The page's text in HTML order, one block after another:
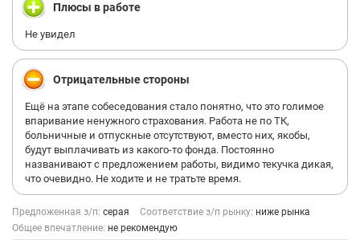
Плюсы в работе
Не увидел
Отрицательные стороны
Ещё на этапе собеседования стало понятно, что это голимое
впаривание ненужного страхования. Работа не по ТК,
больничные и отпускные отсутствуют, вместо них, якобы,
будут выплачивать из какого-то фонда. Постоянно
названивают с предложением работы, видимо текучка дикая,
что очевидно. Не ходите и не тратьте время.
Предложенная з/п: серая Соответствие з/п рынку: ниже рынка
Общее впечатление: не рекомендую